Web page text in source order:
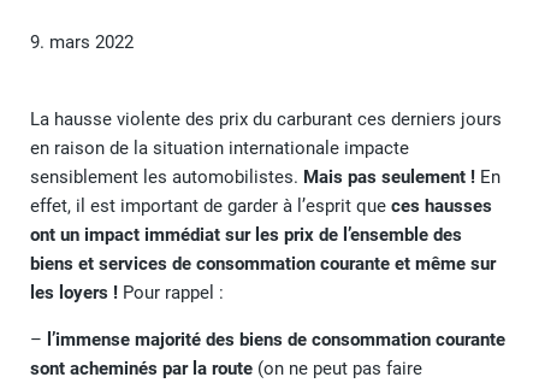
9. mars 2022
La hausse violente des prix du carburant ces derniers jours
en raison de la situation internationale impacte
sensiblement les automobilistes. Mais pas seulement ! En
effet, il est important de garder à l’esprit que ces hausses
ont un impact immédiat sur les prix de l’ensemble des
biens et services de consommation courante et même sur
les loyers ! Pour rappel :
– l’immense majorité des biens de consommation courante
sont acheminés par la route (on ne peut pas faire